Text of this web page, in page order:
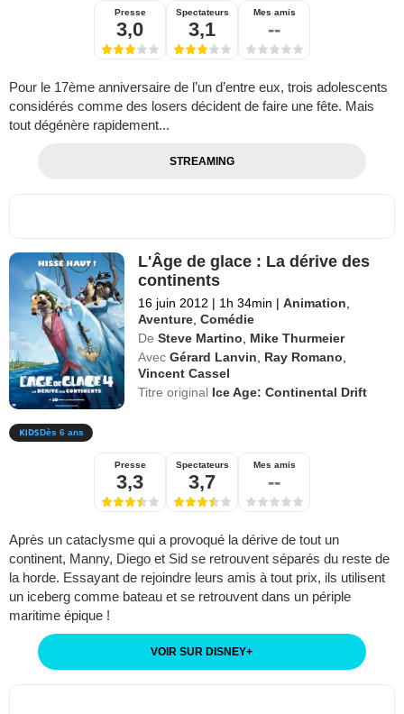
Presse
3,0
Spectateurs
3,1
Mes amis
--
Pour le 17ème anniversaire de l’un d’entre eux, trois adolescents
considérés comme des losers décident de faire une fête. Mais
tout dégénère rapidement...
STREAMING
L'Âge de glace : La dérive des
continents
16 juin 2012 | 1h 34min | Animation
Aventure ,Comédie
De Steve Martino
Mike Thurmeier
Avec Gérard Lanvin Ray Romano
Vincent Cassel
Titre original Ice Age: Continental Drift
Dès 6 ans
Presse
3,3
Spectateurs
3,7
Mes amis
--
Après un cataclysme qui a provoqué la dérive de tout un
continent, Manny, Diego et Sid se retrouvent séparés du reste de
la horde. Essayant de rejoindre leurs amis à tout prix, ils utilisent
un iceberg comme bateau et se retrouvent dans un périple
maritime épique !
VOIR SUR DISNEY+